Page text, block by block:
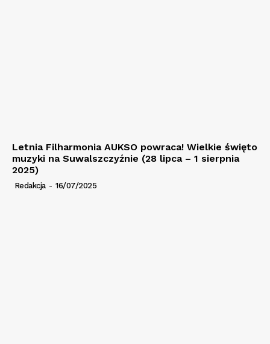
Letnia Filharmonia AUKSO powraca! Wielkie święto
muzyki na Suwalszczyźnie (28 lipca – 1 sierpnia
2025)
Redakcja - 16/07/2025